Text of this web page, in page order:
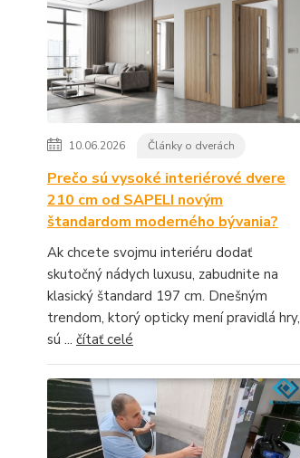
10.06.2026 Články o dverách
Prečo sú vysoké interiérové dvere
210 cm od SAPELI novým
štandardom moderného bývania?
Ak chcete svojmu interiéru dodať
skutočný nádych luxusu, zabudnite na
klasický štandard 197 cm. Dnešným
trendom, ktorý opticky mení pravidlá hry,
sú ... čítať celé